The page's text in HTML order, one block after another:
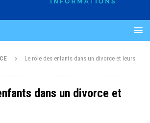
Le rôle des enfants dans un divorce et leurs
dans un divorce et